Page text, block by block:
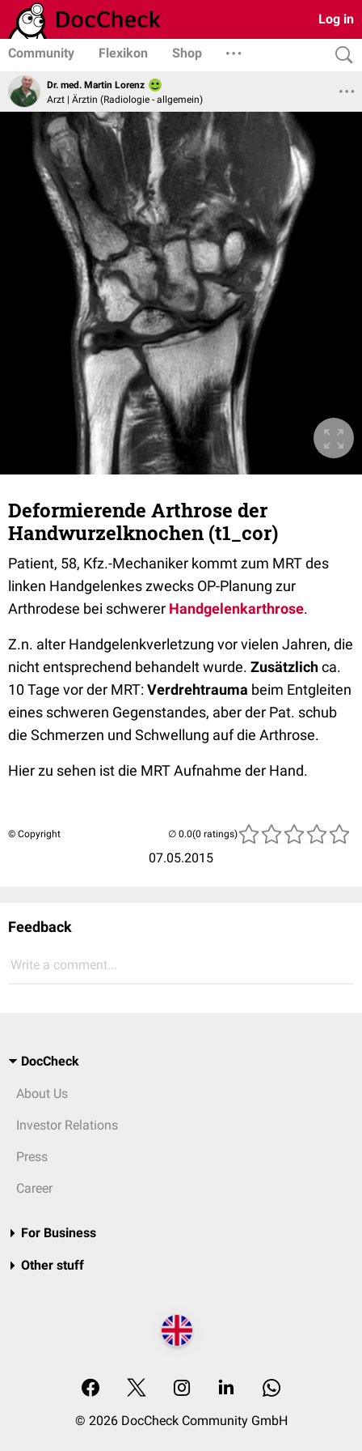
Log in
Community Flexikon Shop
Dr. med. Martin Lorenz
Arzt | Ärztin (Radiologie - allgemein)
Deformierende Arthrose der
Handwurzelknochen (t1_cor)
Patient, 58, Kfz.-Mechaniker kommt zum MRT des
linken Handgelenkes zwecks OP-Planung zur
Arthrodese bei schwerer Handgelenkarthrose.
Z.n. alter Handgelenkverletzung vor vielen Jahren, die
nicht entsprechend behandelt wurde. Zusätzlichca.
10 Tage vor der MRT:Verdrehtrauma beim Entgleiten
eines schweren Gegenstandes, aber der Pat. schub
die Schmerzen und Schwellung auf die Arthrose.
Hier zu sehen ist die MRT Aufnahme der Hand.
© Copyright
07.05.2015
(0 ratings)
Feedback
Write a comment...
DocCheck
About Us
Investor Relations
Press
Career
For Business
Other stuff
© 2026 DocCheck Community GmbH